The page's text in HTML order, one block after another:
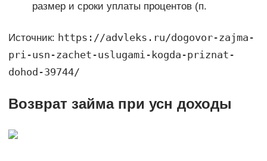
размер и сроки уплаты процентов (п.
Источник: https://advleks.ru/dogovor-zajma-
pri-usn-zachet-uslugami-kogda-priznat-
dohod-39744/
Возврат займа при усн доходы